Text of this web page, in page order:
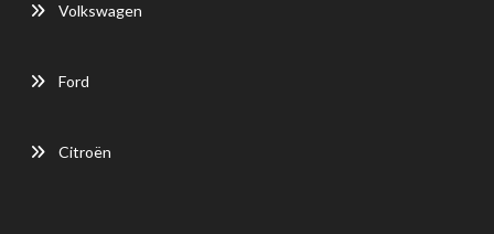
Volkswagen
Ford
Citroën